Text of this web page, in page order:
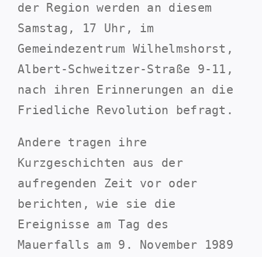
der Region werden an diesem
Samstag, 17 Uhr, im
Gemeindezentrum Wilhelmshorst,
Albert-Schweitzer-Straße 9-11,
nach ihren Erinnerungen an die
Friedliche Revolution befragt.
Andere tragen ihre
Kurzgeschichten aus der
aufregenden Zeit vor oder
berichten, wie sie die
Ereignisse am Tag des
Mauerfalls am 9. November 1989